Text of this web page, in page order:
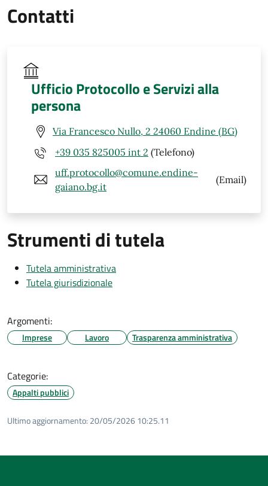
Contatti
Ufficio Protocollo e Servizi alla
persona
Via Francesco Nullo, 2 24060 Endine (BG)
+39 035 825005 int 2 (Telefono)
uff.protocollo@comune.endine-
gaiano.bg.it
(Email)
Strumenti di tutela
Tutela amministrativa
Tutela giurisdizionale
Argomenti:
Imprese Lavoro Trasparenza amministrativa
Categorie:
Appalti pubblici
Ultimo aggiornamento: 20/05/2026 10:25.11